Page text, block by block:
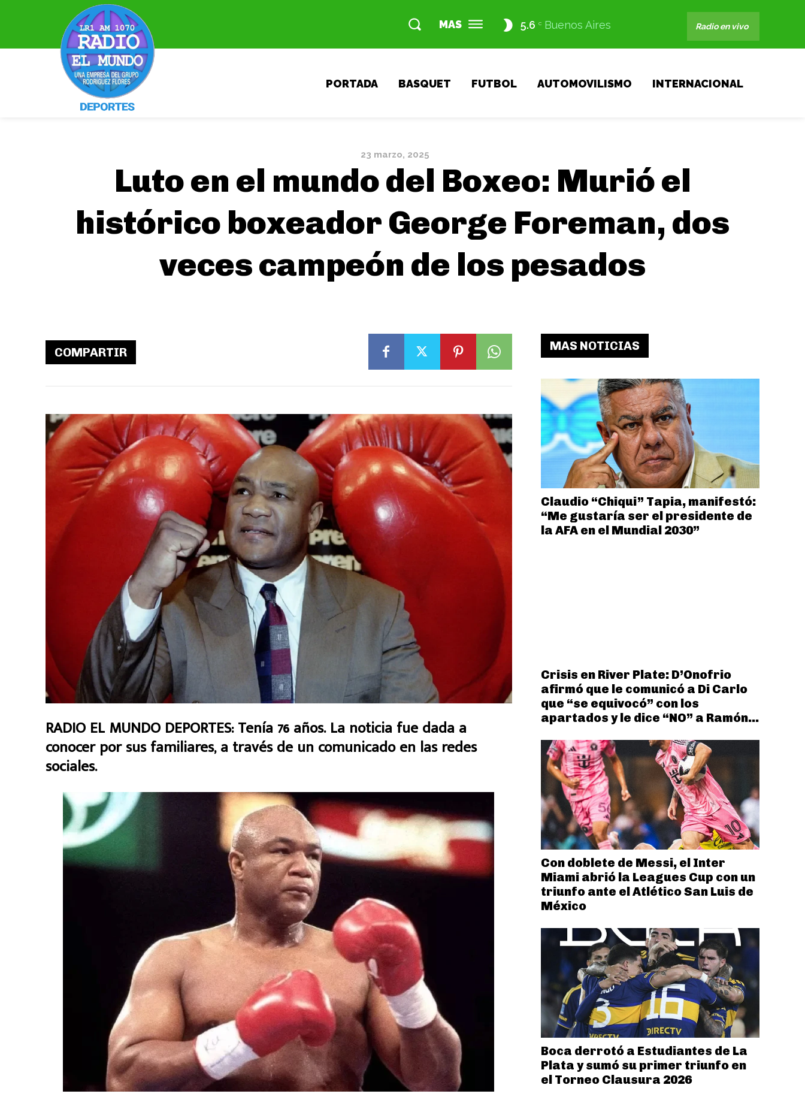
MAS 5.6 C Buenos Aires Radio en vivo
PORTADA BASQUET FUTBOL AUTOMOVILISMO INTERNACIONAL
23 marzo, 2025
Luto en el mundo del Boxeo: Murió el
histórico boxeador George Foreman, dos
veces campeón de los pesados
COMPARTIR
RADIO EL MUNDO DEPORTES: Tenía 76 años. La noticia fue dada a
conocer por sus familiares, a través de un comunicado en las redes
sociales.
MAS NOTICIAS
Claudio “Chiqui” Tapia, manifestó:
“Me gustaría ser el presidente de
la AFA en el Mundial 2030”
Crisis en River Plate: D’Onofrio
afirmó que le comunicó a Di Carlo
que “se equivocó” con los
apartados y le dice “NO” a Ramón...
Con doblete de Messi, el Inter
Miami abrió la Leagues Cup con un
triunfo ante el Atlético San Luis de
México
Boca derrotó a Estudiantes de La
Plata y sumó su primer triunfo en
el Torneo Clausura 2026